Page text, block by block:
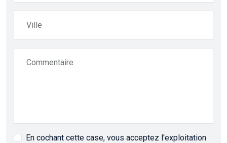
Ville
Commentaire
En cochant cette case, vous acceptez l'exploitation